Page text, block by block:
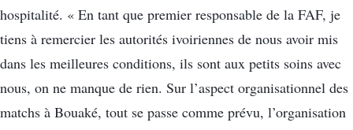
hospitalité. « En tant que premier responsable de la FAF, je
tiens à remercier les autorités ivoiriennes de nous avoir mis
dans les meilleures conditions, ils sont aux petits soins avec
nous, on ne manque de rien. Sur l’aspect organisationnel des
matchs à Bouaké, tout se passe comme prévu, l’organisation